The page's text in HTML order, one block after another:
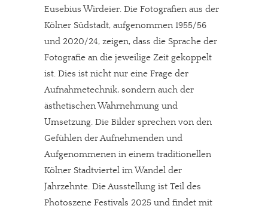
Eusebius Wirdeier. Die Fotografien aus der
Kölner Südstadt, aufgenommen 1955/56
und 2020/24, zeigen, dass die Sprache der
Fotografie an die jeweilige Zeit gekoppelt
ist. Dies ist nicht nur eine Frage der
Aufnahmetechnik, sondern auch der
ästhetischen Wahrnehmung und
Umsetzung. Die Bilder sprechen von den
Gefühlen der Aufnehmenden und
Aufgenommenen in einem traditionellen
Kölner Stadtviertel im Wandel der
Jahrzehnte. Die Ausstellung ist Teil des
Photoszene Festivals 2025 und findet mit